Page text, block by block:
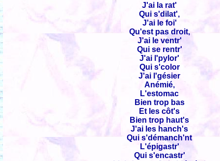
J'ai la rat'
Qui s'dilat',
J'ai le foi'
Qu'est pas droit,
J'ai le ventr'
Qui se rentr'
J'ai l'pylor'
Qui s'color
J'ai l'gésier
Anémié,
L'estomac
Bien trop bas
Et les côt's
Bien trop haut's
J'ai les hanch's
Qui s'démanch'nt
L'épigastr'
Qui s'encastr'